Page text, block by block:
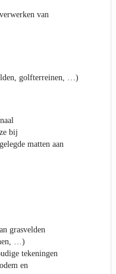
van
golfterreinen, …)
bij
matten aan
grasvelden
…)
tekeningen
en